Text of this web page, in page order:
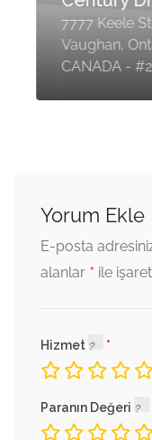
7777 Keele
Vaughan,
CANADA -
Yorum Ekle
E-posta
alanlar * ile
Hizmet
Paranın Değeri